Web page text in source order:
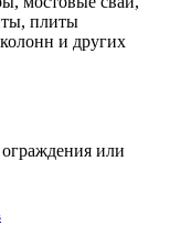
плиты
и других
или